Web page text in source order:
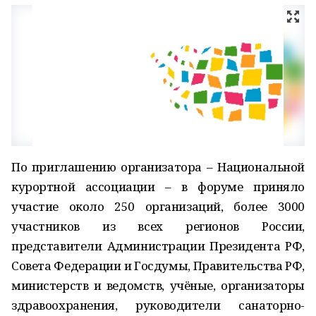
По приглашению организатора – Национальной
курортной ассоциации – в форуме приняло
участие около 250 организаций, более 3000
участников из всех регионов России,
представители Администрации Президента РФ,
Совета Федерации и Госдумы, Правительства РФ,
министерств и ведомств, учёные, организаторы
здравоохранения, руководители санаторно-